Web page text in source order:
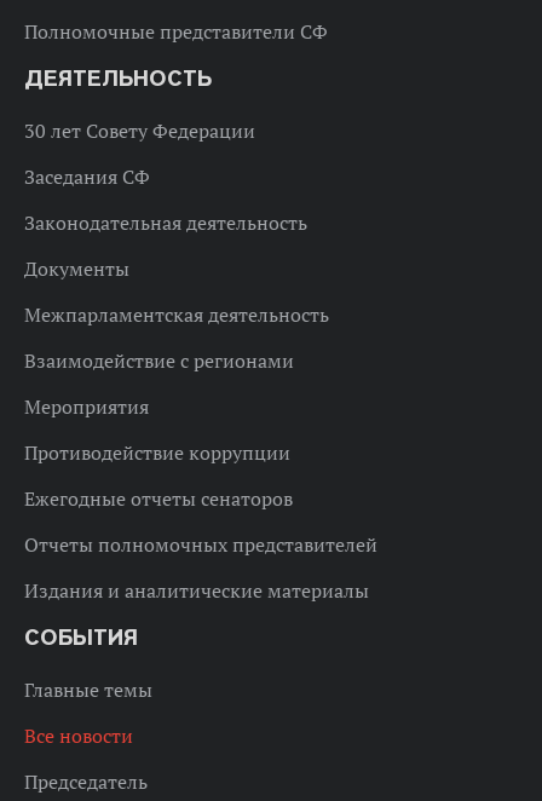
Полномочные представители СФ
ДЕЯТЕЛЬНОСТЬ
30 лет Совету Федерации
Заседания СФ
Законодательная деятельность
Документы
Межпарламентская деятельность
Взаимодействие с регионами
Мероприятия
Противодействие коррупции
Ежегодные отчеты сенаторов
Отчеты полномочных представителей
Издания и аналитические материалы
СОБЫТИЯ
Главные темы
Все новости
Председатель